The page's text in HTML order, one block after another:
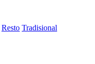
Resto Tradisional